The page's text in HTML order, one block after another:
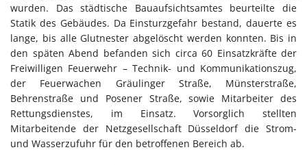
wurden. Das städtische Bauaufsichtsamtes beurteilte die
Statik des Gebäudes. Da Einsturzgefahr bestand, dauerte es
lange, bis alle Glutnester abgelöscht werden konnten. Bis in
den späten Abend befanden sich circa 60 Einsatzkräfte der
Freiwilligen Feuerwehr – Technik- und Kommunikationszug,
der Feuerwachen Gräulinger Straße, Münsterstraße,
Behrenstraße und Posener Straße, sowie Mitarbeiter des
Rettungsdienstes, im Einsatz. Vorsorglich stellten
Mitarbeitende der Netzgesellschaft Düsseldorf die Strom-
und Wasserzufuhr für den betroffenen Bereich ab.